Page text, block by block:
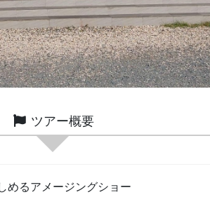
ツアー概要
めるアメージングショー